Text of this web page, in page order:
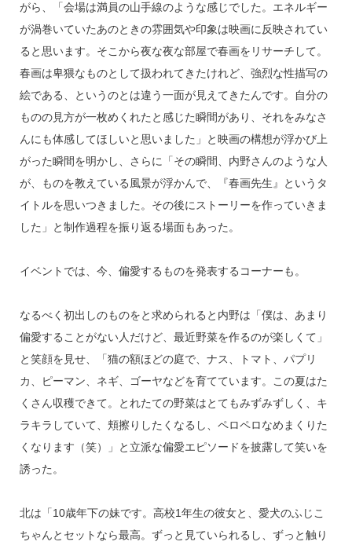
がら、「会場は満員の山手線のような感じでした。エネルギー
が渦巻いていたあのときの雰囲気や印象は映画に反映されてい
ると思います。そこから夜な夜な部屋で春画をリサーチして。
春画は卑猥なものとして扱われてきたけれど、強烈な性描写の
絵である、というのとは違う一面が見えてきたんです。自分の
ものの見方が一枚めくれたと感じた瞬間があり、それをみなさ
んにも体感してほしいと思いました」と映画の構想が浮かび上
がった瞬間を明かし、さらに「その瞬間、内野さんのような人
が、ものを教えている風景が浮かんで、『春画先生』というタ
イトルを思いつきました。その後にストーリーを作っていきま
した」と制作過程を振り返る場面もあった。
イベントでは、今、偏愛するものを発表するコーナーも。
なるべく初出しのものをと求められると内野は「僕は、あまり
偏愛することがない人だけど、最近野菜を作るのが楽しくて」
と笑顔を見せ、「猫の額ほどの庭で、ナス、トマト、パプリ
カ、ピーマン、ネギ、ゴーヤなどを育てています。この夏はた
くさん収穫できて。とれたての野菜はとてもみずみずしく、キ
ラキラしていて、頬擦りしたくなるし、ペロペロなめまくりた
くなります（笑）」と立派な偏愛エピソードを披露して笑いを
誘った。
北は「10歳年下の妹です。高校1年生の彼女と、愛犬のふじこ
ちゃんとセットなら最高。ずっと見ていられるし、ずっと触り